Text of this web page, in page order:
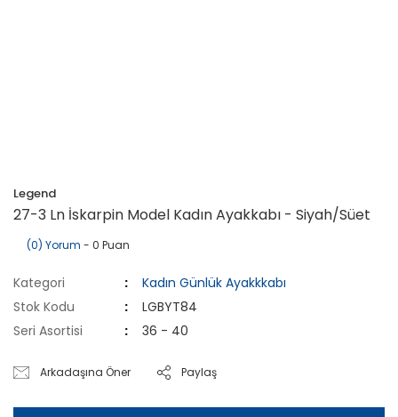
Legend
27-3 Ln İskarpin Model Kadın Ayakkabı - Siyah/Süet
(0) Yorum - 0 Puan
Kategori
Kadın Günlük Ayakkkabı
Stok Kodu
LGBYT84
Seri Asortisi
36 - 40
Arkadaşına Öner Paylaş